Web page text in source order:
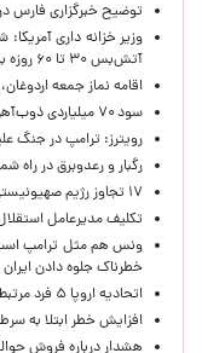
توضیح خبرگزاری فارس
وزیر خزانه داری
آتش‌بس ۳۰ تا ۶۰ روزه باشیم
اقامه نماز جمعه
سود ۷۰ میلیاردی ذوب‌آهن از یک انتقال عجیب
رویترز: ترامپ در جنگ علیه ایران بر سر ۲
رگبار و رعدوبرق در
۱۷ تجاوز رژیم صهیونیستی به خاک سوریه در ۴۸ ساعت گذشته
تکلیف مدیرعامل
ونس هم مثل ترامپ
خطرناک جلوه دادن
اتحادیه اروپا ۵ فرد مرتبط با صنایع دفاعی روسیه را تحریم کرد
افزایش خطر ابتلا به سرطان
هشدار درباره فروش